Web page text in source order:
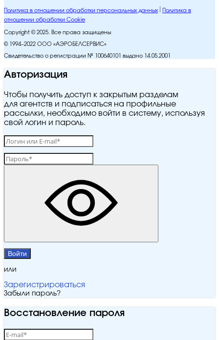
Политика в отношении обработки персональных данных
Политика в
отношении обработки Cookie
Copyright © 2025. Все права защищены
© 1994–2022 ООО «АЭРОБЕЛСЕРВИС»
Свидетельство о регистрации № 100640101 выдано 14.05.2001
Авторизация
Чтобы получить доступ к закрытым разделам
для агентств и подписаться на профильные
рассылки, необходимо войти в систему, используя
свой логин и пароль.
Войти
или
Зарегистрироваться
Забыли пароль?
Восстановление пароля